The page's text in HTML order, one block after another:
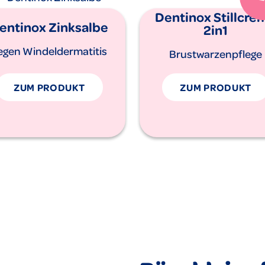
Zinksalbe
Windeldermatitis
ZUM PRODUKT
Dentinox
2in1
Brustwarzenpflege
ZUM PRODUKT